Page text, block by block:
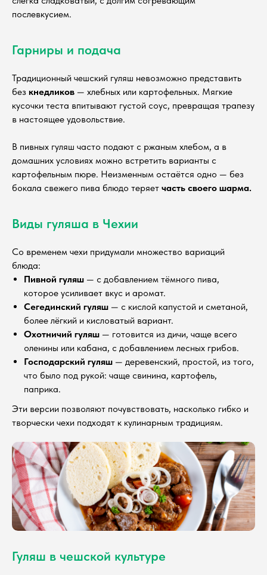
послевкусием.
Гарниры и подача
Традиционный чешский гуляш невозможно представить
без кнедликов — хлебных или картофельных. Мягкие
кусочки теста впитывают густой соус, превращая трапезу
в настоящее удовольствие.
В пивных гуляш часто подают с ржаным хлебом, а в
домашних условиях можно встретить варианты с
картофельным пюре. Неизменным остаётся одно — без
бокала свежего пива блюдо теряет часть своего шарма.
Виды гуляша в Чехии
Со временем чехи придумали множество вариаций
блюда:
Пивной гуляш — с добавлением тёмного пива,
которое усиливает вкус и аромат.
Сегединский гуляш — с кислой капустой и сметаной,
более лёгкий и кисловатый вариант.
Охотничий гуляш — готовится из дичи, чаще всего
оленины или кабана, с добавлением лесных грибов.
Господарский гуляш — деревенский, простой, из того,
что было под рукой: чаще свинина, картофель,
паприка.
Эти версии позволяют почувствовать, насколько гибко и
творчески чехи подходят к кулинарным традициям.
Гуляш в чешской культуре